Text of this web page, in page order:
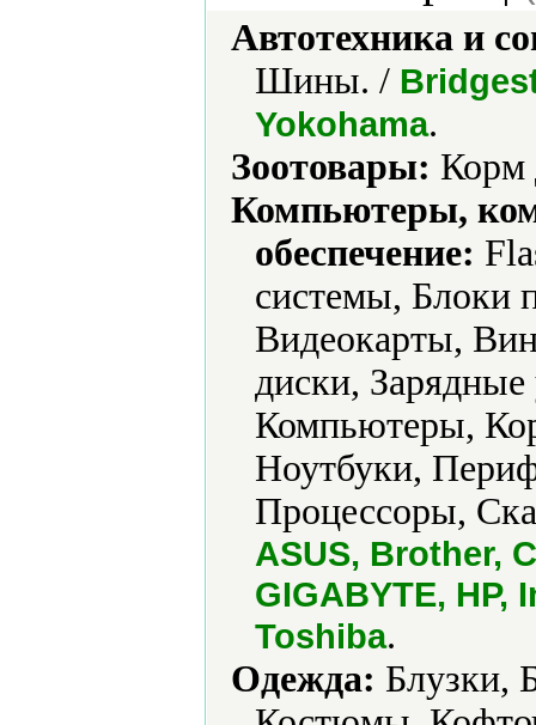
Автотехника и
Шины. /
Yokohama.
Зоотовары: Корм
Компьютеры,
обеспечение:
системы, Блоки
Видеокарты,
диски,
Компьютеры,
Ноутбуки,
Процессоры,
ASUS, Brother,
GIGABYTE, HP,
Toshiba.
Одежда: Блузки,